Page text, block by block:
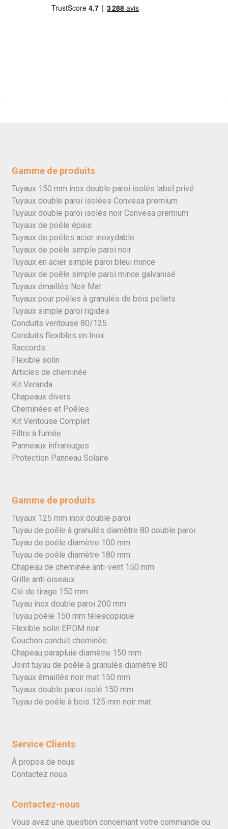
Gamme de produits
Tuyaux 150 mm inox double paroi isolés label privé
Tuyaux double paroi isolées Convesa premium
Tuyaux double paroi isolés noir Convesa premium
Tuyaux de poêle épais
Tuyaux de poêles acier inoxydable
Tuyaux de poêle simple paroi noir
Tuyaux en acier simple paroi bleui mince
Tuyaux de poêle simple paroi mince galvanisé
Tuyaux émaillés Noir Mat
Tuyaux pour poêles à granulés de bois pellets
Tuyaux simple paroi rigides
Conduits ventouse 80/125
Conduits flexibles en Inox
Raccords
Flexible solin
Articles de cheminée
Kit Veranda
Chapeaux divers
Cheminées et Poêles
Kit Ventouse Complet
Filtre à fumée
Panneaux infrarouges
Protection Panneau Solaire
Gamme de produits
Tuyaux 125 mm inox double paroi
Tuyau de poêle à granulés diamètre 80 double paroi
Tuyau de poêle diamètre 100 mm
Tuyau de poêle diamètre 180 mm
Chapeau de cheminée anti-vent 150 mm
Grille anti oiseaux
Clé de tirage 150 mm
Tuyau inox double paroi 200 mm
Tuyau poêle 150 mm télescopique
Flexible solin EPDM noir
Couchon conduit cheminée
Chapeau parapluie diamètre 150 mm
Joint tuyau de poêle à granulés diamètre 80
Tuyaux émaillés noir mat 150 mm
Tuyaux double paroi isolé 150 mm
Tuyau de poêle à bois 125 mm noir mat
Service Clients
À propos de nous
Contactez nous
Contactez-nous
Vous avez une question concernant votre commande ou